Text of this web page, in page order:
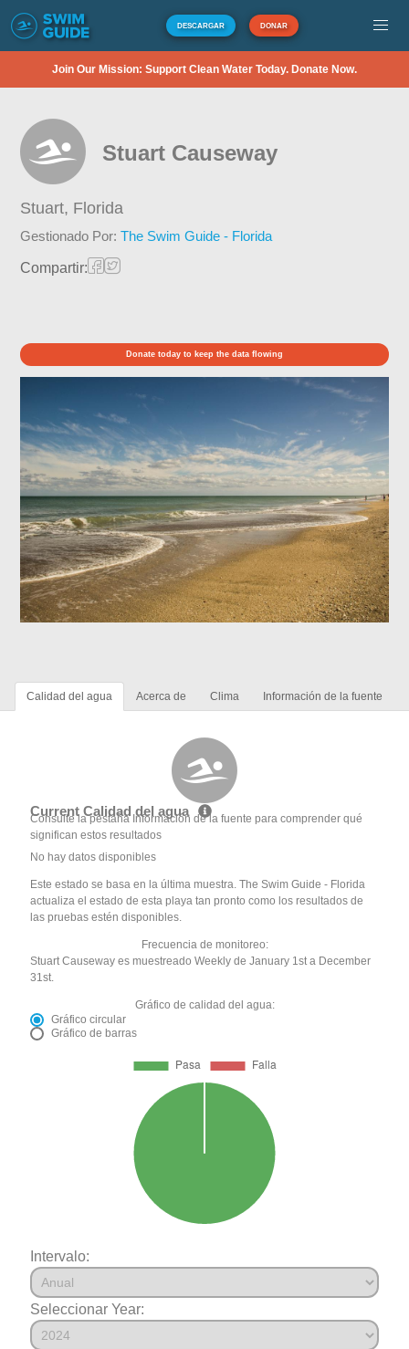
DESCARGAR DONAR
Join Our Mission: Support Clean Water Today. Donate Now.
Stuart Causeway
Stuart, Florida
Gestionado Por:The Swim Guide - Florida
Compartir:
Donate today to keep the data flowing
Calidad del agua Acerca de Clima Información de la fuente
Current Calidad del agua
Consulte la pestaña Información de la fuente para comprender qué
significan estos resultados
No hay datos disponibles
Este estado se basa en la última muestra. The Swim Guide - Florida
actualiza el estado de esta playa tan pronto como los resultados de
las pruebas estén disponibles.
Frecuencia de monitoreo:
Stuart Causeway es muestreado Weekly de January 1st a December
31st.
Gráfico de calidad del agua:
Gráfico circular
Gráfico de barras
Intervalo:
Seleccionar Year: